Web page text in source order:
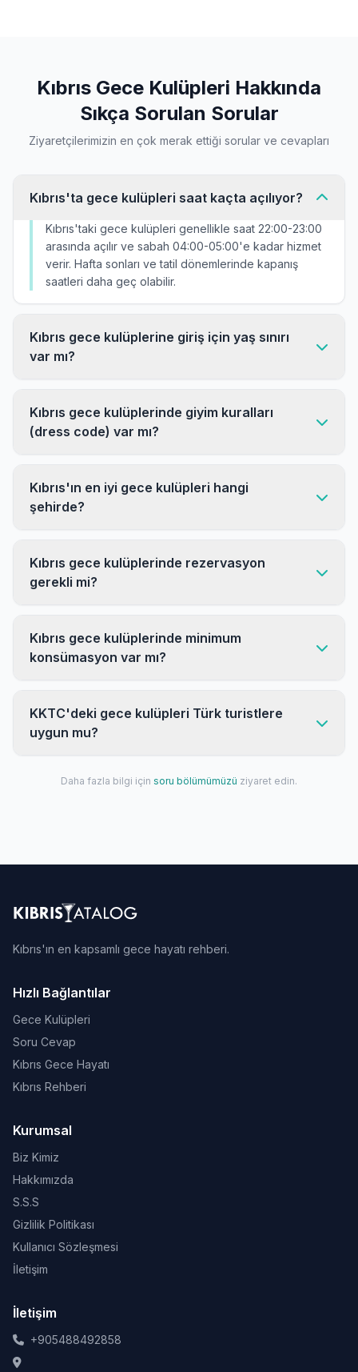
Kıbrıs Gece Kulüpleri Hakkında
Sıkça Sorulan Sorular
Ziyaretçilerimizin en çok merak ettiği sorular ve cevapları
Kıbrıs'ta gece kulüpleri saat kaçta açılıyor?
Kıbrıs'taki gece kulüpleri genellikle saat 22:00-23:00
arasında açılır ve sabah 04:00-05:00'e kadar hizmet
verir. Hafta sonları ve tatil dönemlerinde kapanış
saatleri daha geç olabilir.
Kıbrıs gece kulüplerine giriş için yaş sınırı
var mı?
Kıbrıs gece kulüplerinde giyim kuralları
(dress code) var mı?
Kıbrıs'ın en iyi gece kulüpleri hangi
şehirde?
Kıbrıs gece kulüplerinde rezervasyon
gerekli mi?
Kıbrıs gece kulüplerinde minimum
konsümasyon var mı?
KKTC'deki gece kulüpleri Türk turistlere
uygun mu?
Daha fazla bilgi için soru bölümümüzü ziyaret edin.
Kıbrıs'ın en kapsamlı gece hayatı rehberi.
Hızlı Bağlantılar
Gece Kulüpleri
Soru Cevap
Kıbrıs Gece Hayatı
Kıbrıs Rehberi
Kurumsal
Biz Kimiz
Hakkımızda
S.S.S
Gizlilik Politikası
Kullanıcı Sözleşmesi
İletişim
İletişim
+905488492858